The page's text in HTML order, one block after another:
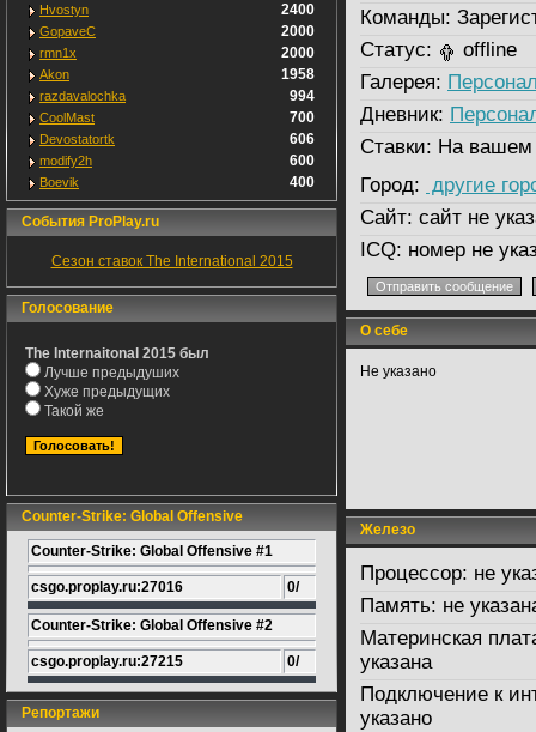
Hvostyn 2400
GopaveC 2000
rmn1x 2000
Akon 1958
razdavalochka 994
CoolMast 700
Devostatortk 606
modify2h 600
Boevik 400
События ProPlay.ru
Сезон ставок The International 2015
Голосование
The Internaitonal 2015 был
Лучше предыдуших
Хуже предыдущих
Такой же
Counter-Strike: Global Offensive
Counter-Strike: Global Offensive #1
csgo.proplay.ru:27016 0/
Counter-Strike: Global Offensive #2
csgo.proplay.ru:27215 0/
Репортажи
Команды:
Статус:
offline
Галерея:
Дневник:
Ставки: На вашем
Город: другие
Сайт: сайт не
ICQ: номер не
О себе
Не указано
Железо
Процессор: не
Память: не
Материнская
указана
Подключение к
указано